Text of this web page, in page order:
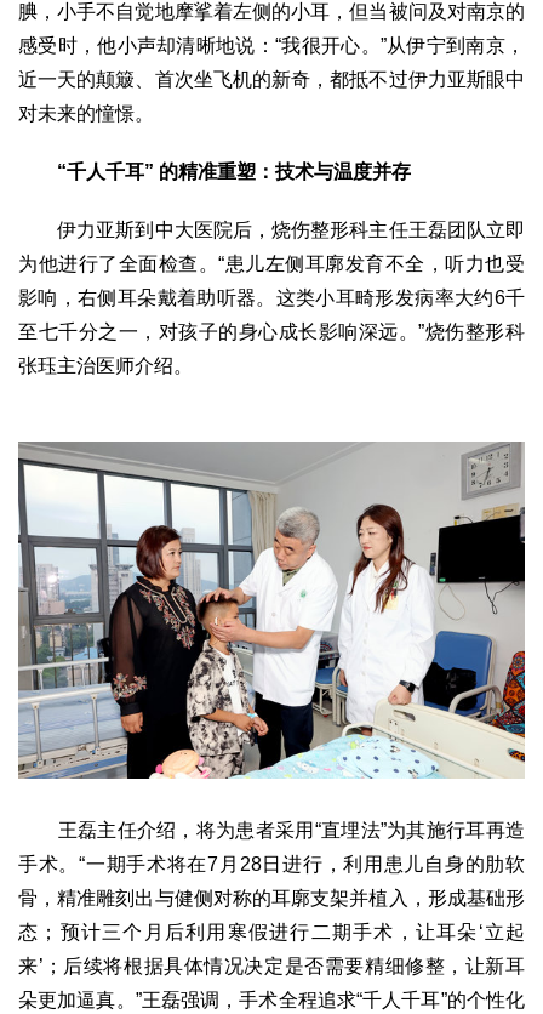
腆，小手不自觉地摩挲着左侧的小耳，但当被问及对南京的
感受时，他小声却清晰地说：“我很开心。”从伊宁到南京，
近一天的颠簸、首次坐飞机的新奇，都抵不过伊力亚斯眼中
对未来的憧憬。
“千人千耳” 的精准重塑：技术与温度并存
伊力亚斯到中大医院后，烧伤整形科主任王磊团队立即
为他进行了全面检查。“患儿左侧耳廓发育不全，听力也受
影响，右侧耳朵戴着助听器。这类小耳畸形发病率大约6千
至七千分之一，对孩子的身心成长影响深远。”烧伤整形科
张珏主治医师介绍。
王磊主任介绍，将为患者采用“直埋法”为其施行耳再造
手术。“一期手术将在7月28日进行，利用患儿自身的肋软
骨，精准雕刻出与健侧对称的耳廓支架并植入，形成基础形
态；预计三个月后利用寒假进行二期手术，让耳朵‘立起
来’；后续将根据具体情况决定是否需要精细修整，让新耳
朵更加逼真。”王磊强调，手术全程追求“千人千耳”的个性化